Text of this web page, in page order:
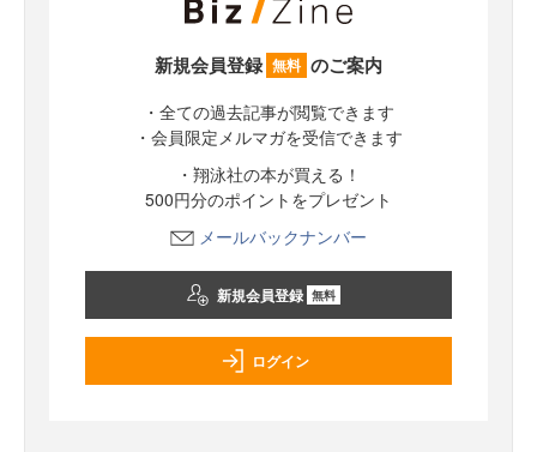
新規会員登録 無料 のご案内
・全ての過去記事が閲覧できます
・会員限定メルマガを受信できます
・翔泳社の本が買える！
500円分のポイントをプレゼント
メールバックナンバー
新規会員登録 無料
ログイン